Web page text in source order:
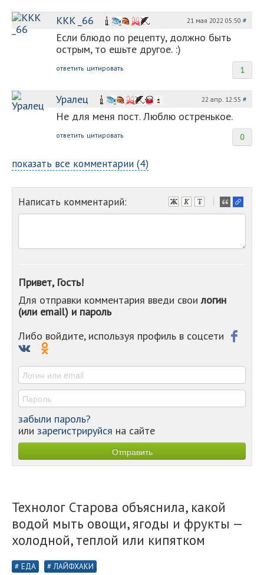
KKK _66 21 мая 2022 05:50 #
Если блюдо по рецепту, должно быть
острым, то ешьте другое. :)
1
ответить цитировать
Уралец 22 апр. 12:55 #
Не для меня пост. Люблю остренькое.
0
ответить цитировать
показать все комментарии (4)
Написать комментарий:
-
-
-
-
-
Привет, Гость!
Для отправки комментария введи своилогин
(или email) и пароль
Либо войдите, используя профиль в соцсети
забыли пароль?
или зарегистрируйся на сайте
Технолог Старова объяснила, какой
водой мыть овощи, ягоды и фрукты —
холодной, теплой или кипятком
ЕДА ЛАЙФХАКИ